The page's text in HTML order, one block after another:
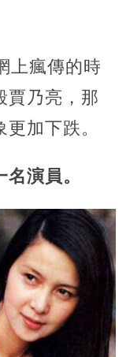
上瘋傳的時
賈乃亮，那
加下跌。
演員。